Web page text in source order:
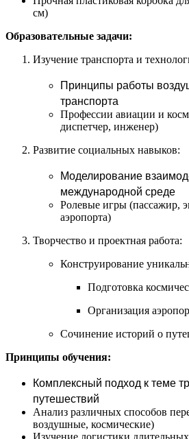
см)
Образовательные задачи:
Изучение транспорта и
Принципы работы
транспорта
Профессии авиации и
диспетчер, инженер)
Развитие социальных навыков:
Моделирование
международной среде
Ролевые игры (пассажир,
аэропорта)
Творчество и проектная работа:
Конструирование
Подготовка
Организация
Сочинение историй о
Принципы обучения:
Комплексный подход к теме
путешествий
Анализ различных способов
воздушные, космические)